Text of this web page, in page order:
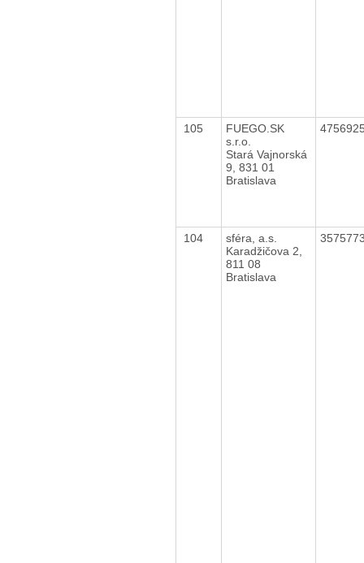
105
FUEGO.SK
s.r.o.
Stará Vajnorská
9, 831 01
Bratislava
104
sféra, a.s.
Karadžičova 2,
811 08
Bratislava